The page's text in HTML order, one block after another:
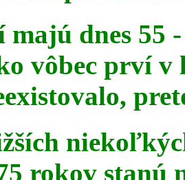
dnes 55
vôbec prví
rokov stanú